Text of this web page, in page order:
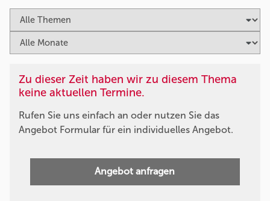
Zu dieser Zeit haben wir zu diesem Thema
keine aktuellen Termine.
Rufen Sie uns einfach an oder nutzen Sie das
Angebot Formular für ein individuelles Angebot.
Angebot anfragen